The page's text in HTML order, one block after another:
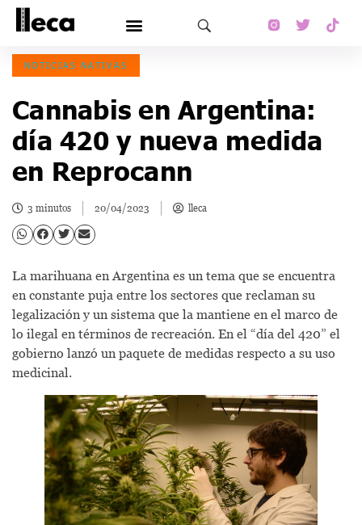
NOTICIAS NATIVAS
Cannabis en Argentina:
día 420 y nueva medida
en Reprocann
3 minutos 20/04/2023 lleca
La marihuana en Argentina es un tema que se encuentra
en constante puja entre los sectores que reclaman su
legalización y un sistema que la mantiene en el marco de
lo ilegal en términos de recreación. En el “día del 420” el
gobierno lanzó un paquete de medidas respecto a su uso
medicinal.